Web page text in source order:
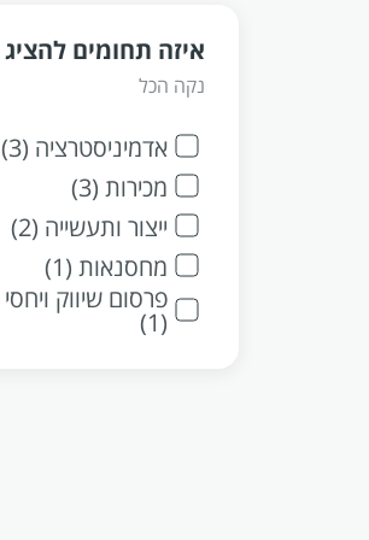
איזה תחומים
נקה הכל
אדמיניסטרציה (3)
מכירות (3)
ייצור ותעשייה (2)
מחסנאות (1)
פרסום שיווק
(1)